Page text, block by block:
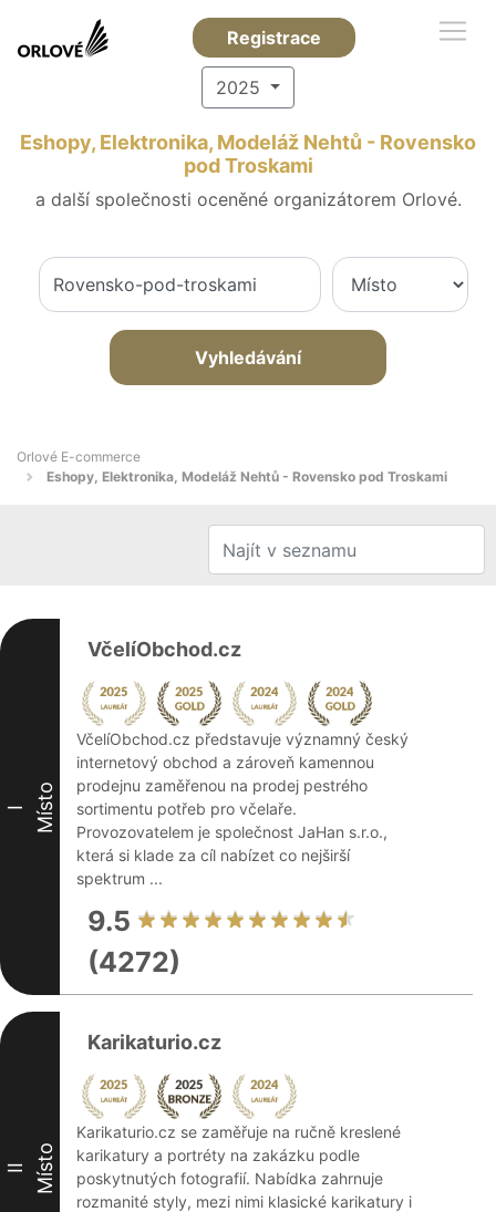
Registrace
2025
Eshopy, Elektronika, Modeláž Nehtů - Rovensko
pod Troskami
a další společnosti oceněné organizátorem Orlové.
Vyhledávání
Orlové E-commerce
Eshopy, Elektronika, Modeláž Nehtů - Rovensko pod Troskami
I Místo
VčelíObchod.cz
VčelíObchod.cz představuje významný český
internetový obchod a zároveň kamennou
prodejnu zaměřenou na prodej pestrého
sortimentu potřeb pro včelaře.
Provozovatelem je společnost JaHan s.r.o.,
která si klade za cíl nabízet co nejširší
spektrum ...
9.5
(4272)
II Místo
Karikaturio.cz
Karikaturio.cz se zaměřuje na ručně kreslené
karikatury a portréty na zakázku podle
poskytnutých fotografií. Nabídka zahrnuje
rozmanité styly, mezi nimi klasické karikatury i